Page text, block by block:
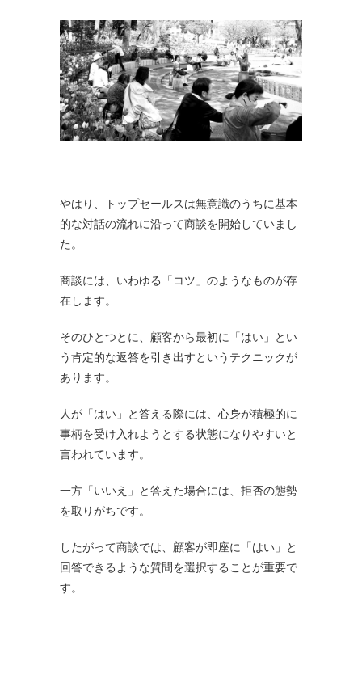
やはり、トップセールスは無意識のうちに基本
的な対話の流れに沿って商談を開始していまし
た。
商談には、いわゆる「コツ」のようなものが存
在します。
そのひとつとに、顧客から最初に「はい」とい
う肯定的な返答を引き出すというテクニックが
あります。
人が「はい」と答える際には、心身が積極的に
事柄を受け入れようとする状態になりやすいと
言われています。
一方「いいえ」と答えた場合には、拒否の態勢
を取りがちです。
したがって商談では、顧客が即座に「はい」と
回答できるような質問を選択することが重要で
す。